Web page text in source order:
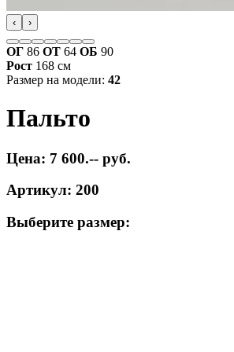
‹ ›
ОГ 86 ОТ 64 ОБ 90
Рост 168 см
Размер на модели: 42
Пальто
Цена: 7 600.-- руб.
Артикул: 200
Выберите размер: